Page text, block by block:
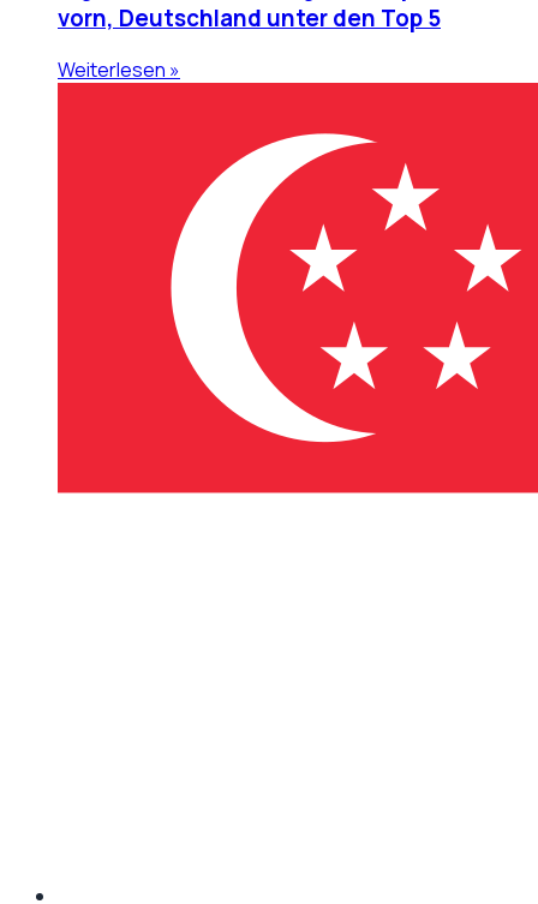
vorn, Deutschland unter den Top 5
Weiterlesen »